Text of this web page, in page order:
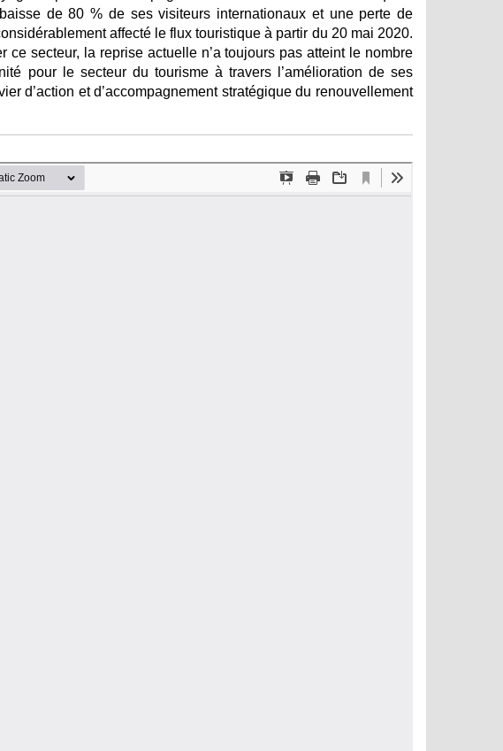
de 80 % de ses visiteurs internationaux et une perte de
affecté le flux touristique à partir du 20 mai 2020.
secteur, la reprise actuelle n’a toujours pas atteint le nombre
pour le secteur du tourisme à travers l’amélioration de ses
d’action et d’accompagnement stratégique du renouvellement